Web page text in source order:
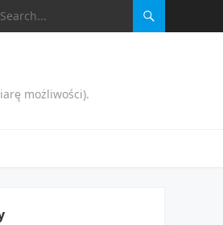
możliwości).